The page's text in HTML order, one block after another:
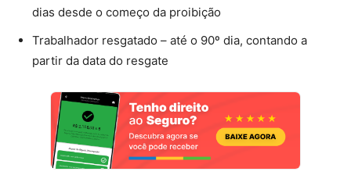
dias desde o começo da proibição
Trabalhador resgatado – até o 90º dia, contando a
partir da data do resgate